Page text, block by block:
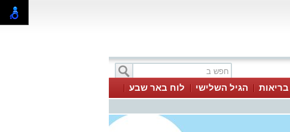
בריאות הגיל השלישי
לוח באר שבע